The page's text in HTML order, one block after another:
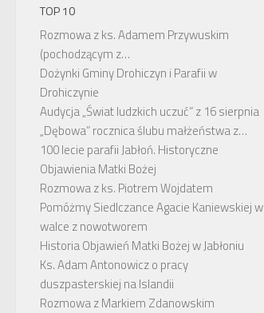
TOP 10
Rozmowa z ks. Adamem Przywuskim
(pochodzącym z…
Dożynki Gminy Drohiczyn i Parafii w
Drohiczynie
Audycja „Świat ludzkich uczuć” z 16 sierpnia
„Dębowa” rocznica ślubu małżeństwa z…
100 lecie parafii Jabłoń. Historyczne
Objawienia Matki Bożej
Rozmowa z ks. Piotrem Wojdatem
Pomóżmy Siedlczance Agacie Kaniewskiej w
walce z nowotworem
Historia Objawień Matki Bożej w Jabłoniu
Ks. Adam Antonowicz o pracy
duszpasterskiej na Islandii
Rozmowa z Markiem Zdanowskim